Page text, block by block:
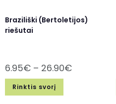
Braziliški (Bertoletijos)
riešutai
6.95€ – 26.90€
Rinktis svorį